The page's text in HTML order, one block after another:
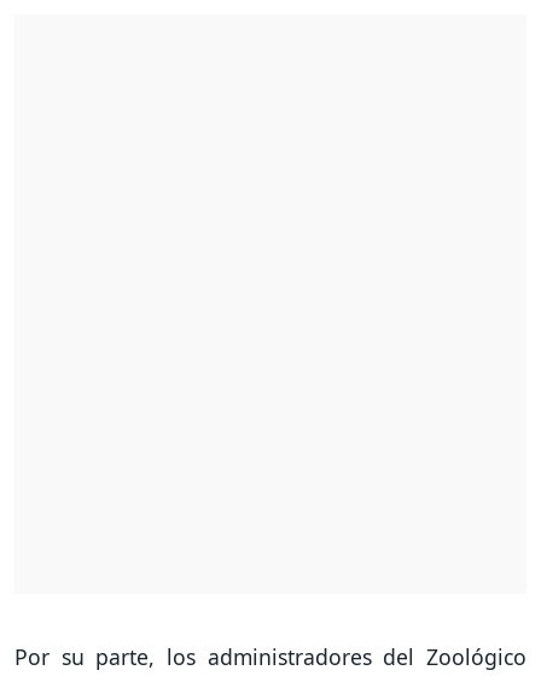
Por su parte, los administradores del Zoológico